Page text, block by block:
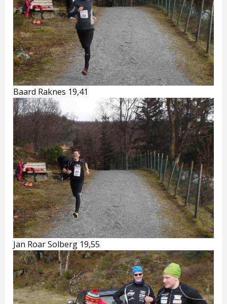
Baard Raknes 19,41
Jan Roar Solberg 19,55